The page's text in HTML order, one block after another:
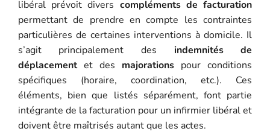
libéral prévoit divers compléments de facturation
permettant de prendre en compte les contraintes
particulières de certaines interventions à domicile. Il
s’agit principalement des indemnités de
déplacementet des majorations pour conditions
spécifiques (horaire, coordination, etc.). Ces
éléments, bien que listés séparément, font partie
intégrante de la facturation pour un infirmier libéral et
doivent être maîtrisés autant que les actes.